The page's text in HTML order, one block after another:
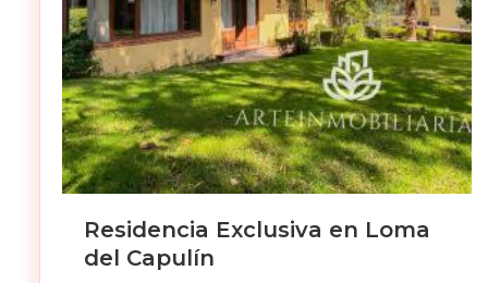
Residencia Exclusiva en Loma
del Capulín